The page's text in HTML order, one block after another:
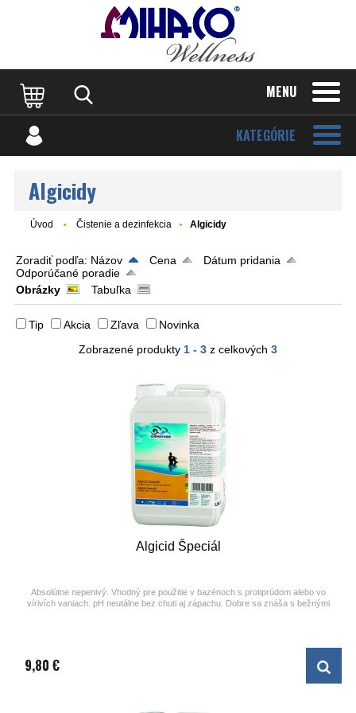
MENU
KATEGÓRIE
Algicidy
Úvod Čistenie a dezinfekcia Algicidy
Zoradiť podľa: Názov Cena
Dátum pridania
Odporúčané poradie
Obrázky
Tabuľka
Tip Akcia Zľava
Novinka
Zobrazené produkty 1 - 3 z celkových 3
Algicid Špeciál
Absolútne nepenivý. Vhodný pre použitie v bazénoch s protiprúdom alebo vo
vírivích vaniach. pH neutálne bez chuti aj zápachu. Dobre sa znáša s bežnými
9,80 €